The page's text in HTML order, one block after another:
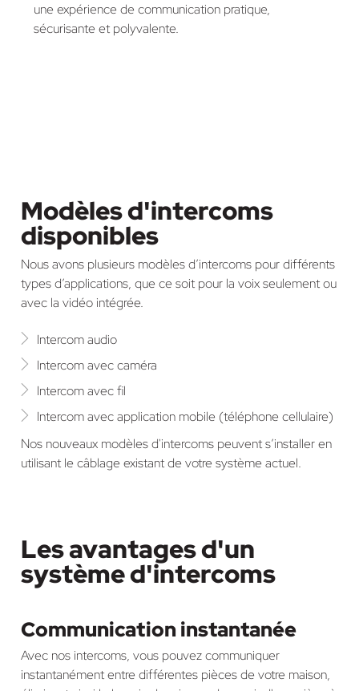
une expérience de communication pratique,
sécurisante et polyvalente.
Modèles d'intercoms
disponibles
Nous avons plusieurs modèles d’intercoms pour différents
types d’applications, que ce soit pour la voix seulement ou
avec la vidéo intégrée.
Intercom audio
Intercom avec caméra
Intercom avec fil
Intercom avec application mobile (téléphone cellulaire)
Nos nouveaux modèles d'intercoms peuvent s’installer en
utilisant le câblage existant de votre système actuel.
Les avantages d'un
système d'intercoms
Communication instantanée
Avec nos intercoms, vous pouvez communiquer
instantanément entre différentes pièces de votre maison,